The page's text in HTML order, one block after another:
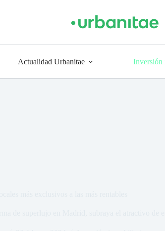
Actualidad Urbanitae Inversión